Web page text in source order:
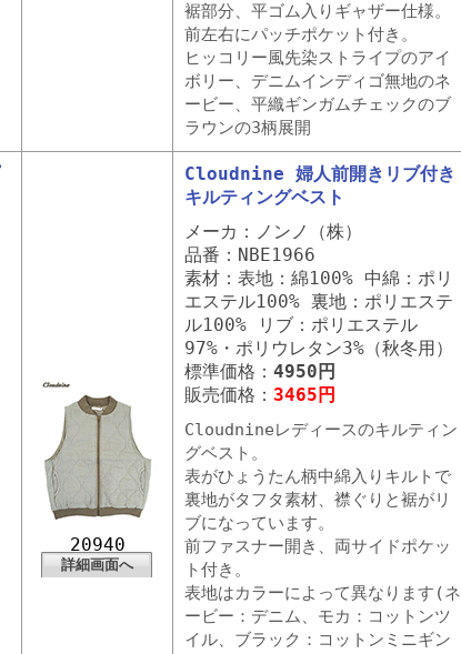
裾部分、平ゴム入りギャザー仕様。
前左右にパッチポケット付き。
ヒッコリー風先染ストライプのアイ
ボリー、デニムインディゴ無地のネ
ービー、平織ギンガムチェックのブ
ラウンの3柄展開
20940
詳細画面へ
Cloudnine 婦人前開きリブ付き
キルティングベスト
メーカ：ノンノ（株）
品番：NBE1966
素材：表地：綿100% 中綿：ポリ
エステル100% 裏地：ポリエステ
ル100% リブ：ポリエステル
97%・ポリウレタン3%（秋冬用）
標準価格： 4950円
販売価格： 3465円
Cloudnineレディースのキルティン
グベスト。
表がひょうたん柄中綿入りキルトで
裏地がタフタ素材、襟ぐりと裾がリ
ブになっています。
前ファスナー開き、両サイドポケッ
ト付き。
表地はカラーによって異なります(ネ
ービー：デニム、モカ：コットンツ
イル、ブラック：コットンミニギン